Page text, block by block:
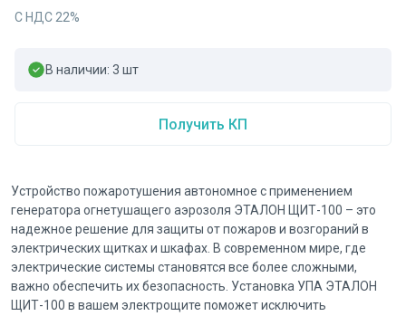
С НДС 22%
В наличии: 3 шт
Получить КП
Устройство пожаротушения автономное с применением
генератора огнетушащего аэрозоля ЭТАЛОН ЩИТ-100 – это
надежное решение для защиты от пожаров и возгораний в
электрических щитках и шкафах. В современном мире, где
электрические системы становятся все более сложными,
важно обеспечить их безопасность. Установка УПА ЭТАЛОН
ЩИТ-100 в вашем электрощите поможет исключить